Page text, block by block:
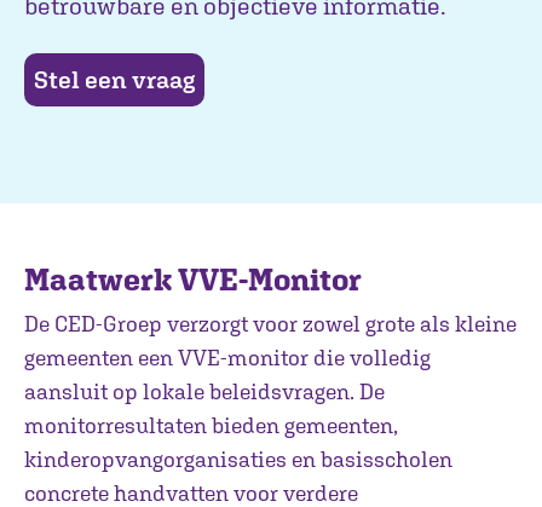
Stel een vraag
Maatwerk VVE-Monitor
De CED-Groep verzorgt voor zowel grote als kleine
gemeenten een VVE-monitor die volledig
aansluit op lokale beleidsvragen. De
monitorresultaten bieden gemeenten,
kinderopvangorganisaties en basisscholen
concrete handvatten voor verdere